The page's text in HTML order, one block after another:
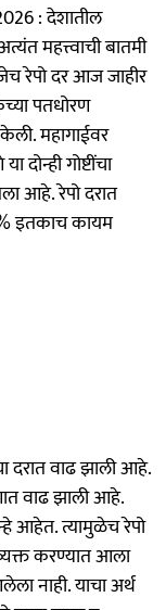
: देशातील
महत्त्वाची बातमी
रेपो दर आज जाहीर
पतधोरण
महागाईवर
गोष्टींचा
आहे. रेपो दरात
इतकाच कायम
वाढ झाली आहे.
वाढ झाली आहे.
आहेत. त्यामुळेच रेपो
करण्यात आला
नाही. याचा अर्थ